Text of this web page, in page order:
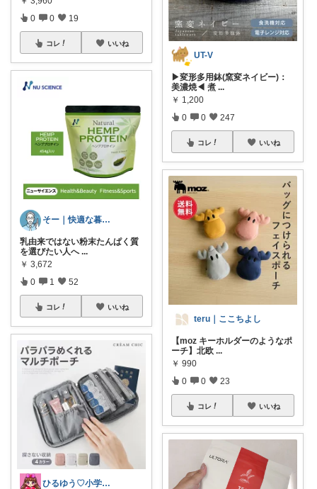
0 0 19
コレ いいね
そー｜快適な暮らし
乳由来ではない粉末たんぱく質
を選びたい人へ ...
￥ 3,672
0 1 52
コレ いいね
ひるゆう♡小学生2児ママ
UT-V
▶変形多用鉢(窯変ネイビー)：
美濃焼◀ 煮 ...
￥ 1,200
0 0 247
コレ いいね
teru｜ここちよし
【moz キーホルダーのようなポ
ーチ】北欧 ...
￥ 990
0 0 23
コレ いいね